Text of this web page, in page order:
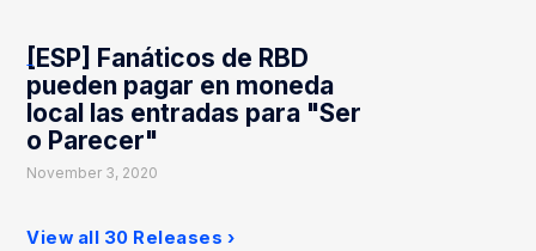
[ESP] Fanáticos de RBD
pueden pagar en moneda
local las entradas para "Ser
o Parecer"
November 3, 2020
View all 30 Releases